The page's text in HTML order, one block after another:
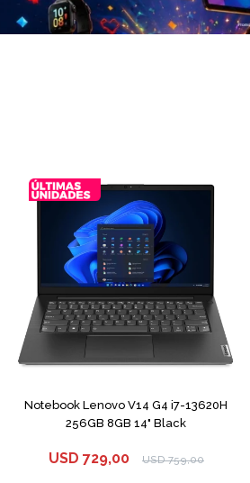
Notebook Lenovo V14 G4 i7-13620H
256GB 8GB 14" Black
USD 729,00 USD 759,00
COMPARAR